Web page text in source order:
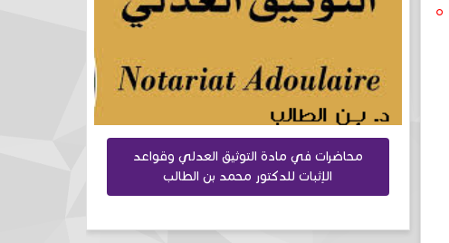
°
محاضرات في مادة التوثيق العدلي وقواعد
الإثبات للدكتور محمد بن الطالب